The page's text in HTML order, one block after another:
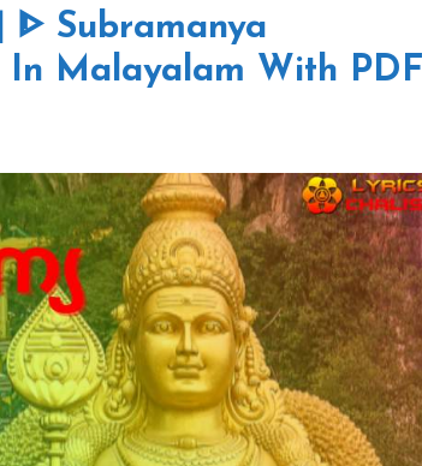
Malayalam With PDF